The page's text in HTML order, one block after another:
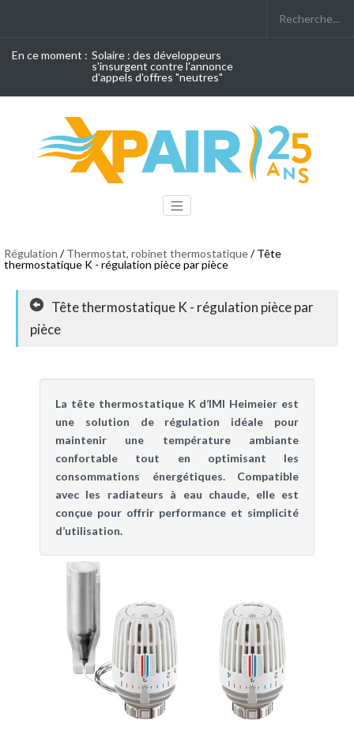
En ce moment : Solaire : des développeurs
s'insurgent contre l'annonce
d'appels d'offres "neutres"
Régulation /Thermostat, robinet thermostatique/ Tête
thermostatique K - régulation pièce par pièce
Tête thermostatique K - régulation pièce par
pièce
La tête thermostatique K d’IMI Heimeier est
une solution de régulation idéale pour
maintenir une température ambiante
confortable tout en optimisant les
consommations énergétiques. Compatible
avec les radiateurs à eau chaude, elle est
conçue pour offrir performance et simplicité
d’utilisation.